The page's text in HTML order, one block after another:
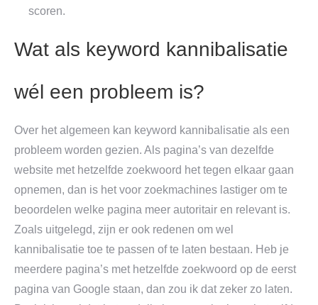
scoren.
Wat als keyword kannibalisatie
wél een probleem is?
Over het algemeen kan keyword kannibalisatie als een
probleem worden gezien. Als pagina’s van dezelfde
website met hetzelfde zoekwoord het tegen elkaar gaan
opnemen, dan is het voor zoekmachines lastiger om te
beoordelen welke pagina meer autoritair en relevant is.
Zoals uitgelegd, zijn er ook redenen om wel
kannibalisatie toe te passen of te laten bestaan. Heb je
meerdere pagina’s met hetzelfde zoekwoord op de eerst
pagina van Google staan, dan zou ik dat zeker zo laten.